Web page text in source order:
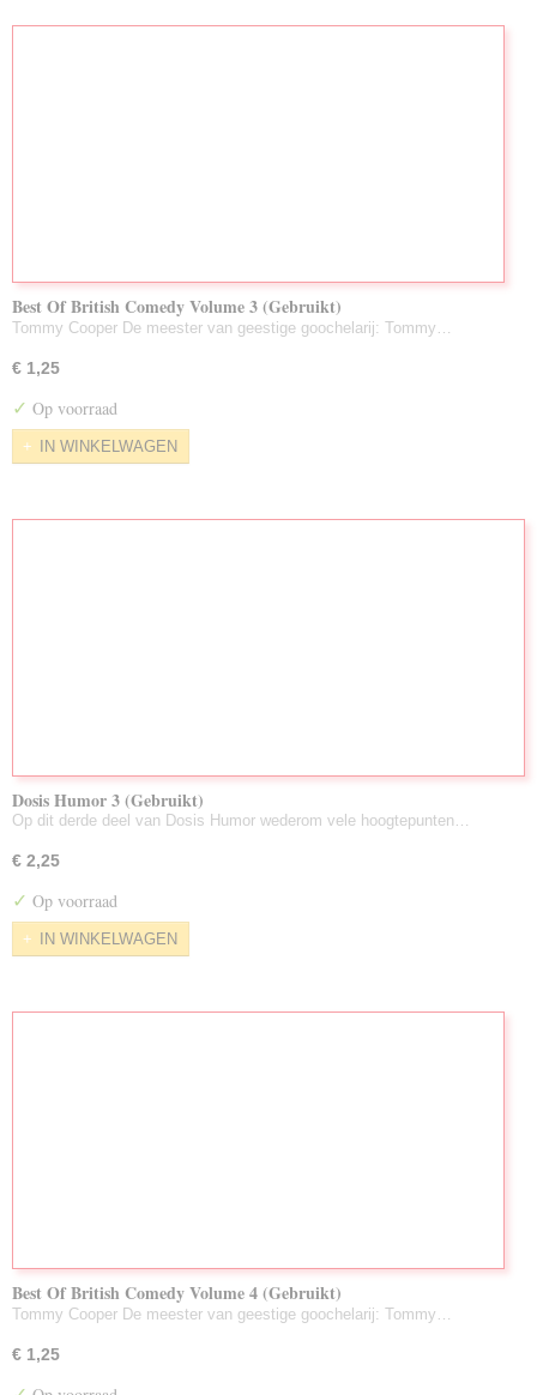
Best Of British Comedy Volume 3 (Gebruikt)
Tommy Cooper De meester van geestige goochelarij: Tommy…
€ 1,25
✓ Op voorraad
IN WINKELWAGEN
Dosis Humor 3 (Gebruikt)
Op dit derde deel van Dosis Humor wederom vele hoogtepunten…
€ 2,25
✓ Op voorraad
IN WINKELWAGEN
Best Of British Comedy Volume 4 (Gebruikt)
Tommy Cooper De meester van geestige goochelarij: Tommy…
€ 1,25